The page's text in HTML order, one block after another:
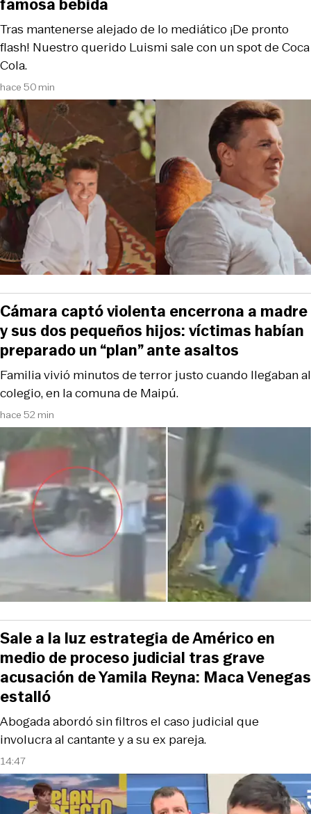
hace 50 min
Tras mantenerse alejado de lo mediático ¡De pronto
flash! Nuestro querido Luismi sale con un spot de Coca
Cola.
hace 52 min
Familia vivió minutos de terror justo cuando llegaban al
colegio, en la comuna de Maipú.
Cámara captó violenta encerrona a madre
y sus dos pequeños hijos: víctimas habían
preparado un “plan” ante asaltos
14:47
Abogada abordó sin filtros el caso judicial que
involucra al cantante y a su ex pareja.
Sale a la luz estrategia de Américo en
medio de proceso judicial tras grave
acusación de Yamila Reyna: Maca Venegas
estalló